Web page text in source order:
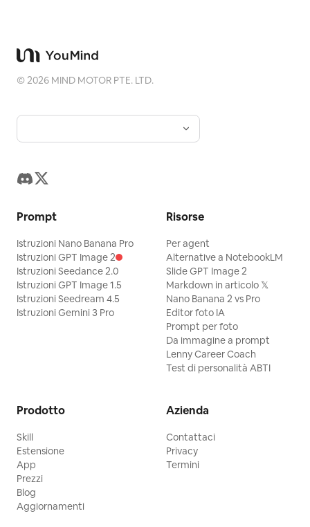
©2026 MIND MOTOR PTE. LTD.
Prompt
Istruzioni Nano Banana Pro
Istruzioni GPT Image 2
Istruzioni Seedance 2.0
Istruzioni GPT Image 1.5
Istruzioni Seedream 4.5
Istruzioni Gemini 3 Pro
Risorse
Per agent
Alternative a NotebookLM
Slide GPT Image 2
Markdown in articolo 𝕏
Nano Banana 2 vs Pro
Editor foto IA
Prompt per foto
Da immagine a prompt
Lenny Career Coach
Test di personalità ABTI
Prodotto
Skill
Estensione
App
Prezzi
Blog
Aggiornamenti
Azienda
Contattaci
Privacy
Termini